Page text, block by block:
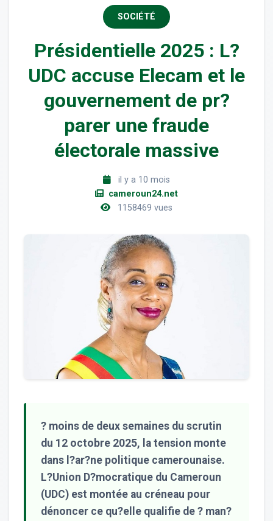
SOCIÉTÉ
Présidentielle 2025 : L?
UDC accuse Elecam et le
gouvernement de pr?
parer une fraude
électorale massive
il y a 10 mois
cameroun24.net
1158469 vues
? moins de deux semaines du scrutin
du 12 octobre 2025, la tension monte
dans l?ar?ne politique camerounaise.
L?Union D?mocratique du Cameroun
(UDC) est montée au créneau pour
dénoncer ce qu?elle qualifie de ? man?